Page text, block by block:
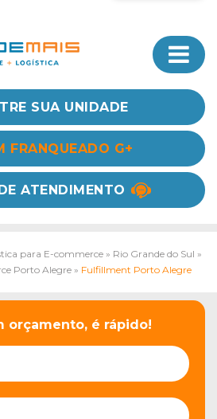
SUA UNIDADE
FRANQUEADO G+
ATENDIMENTO
para E-commerce » Rio Grande do Sul »
Porto Alegre » Fulfillment Porto Alegre
orçamento, é rápido!